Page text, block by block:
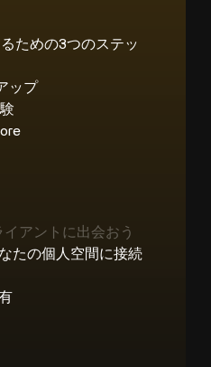
ための3つのステッ
ップ
アントに出会おう
たの個人空間に接続